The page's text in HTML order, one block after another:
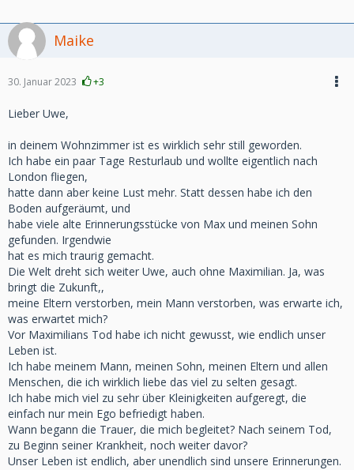
Maike
30. Januar 2023 +3
Lieber Uwe,
in deinem Wohnzimmer ist es wirklich sehr still geworden.
Ich habe ein paar Tage Resturlaub und wollte eigentlich nach
London fliegen,
hatte dann aber keine Lust mehr. Statt dessen habe ich den
Boden aufgeräumt, und
habe viele alte Erinnerungsstücke von Max und meinen Sohn
gefunden. Irgendwie
hat es mich traurig gemacht.
Die Welt dreht sich weiter Uwe, auch ohne Maximilian. Ja, was
bringt die Zukunft,,
meine Eltern verstorben, mein Mann verstorben, was erwarte ich,
was erwartet mich?
Vor Maximilians Tod habe ich nicht gewusst, wie endlich unser
Leben ist.
Ich habe meinem Mann, meinen Sohn, meinen Eltern und allen
Menschen, die ich wirklich liebe das viel zu selten gesagt.
Ich habe mich viel zu sehr über Kleinigkeiten aufgeregt, die
einfach nur mein Ego befriedigt haben.
Wann begann die Trauer, die mich begleitet? Nach seinem Tod,
zu Beginn seiner Krankheit, noch weiter davor?
Unser Leben ist endlich, aber unendlich sind unsere Erinnerungen.